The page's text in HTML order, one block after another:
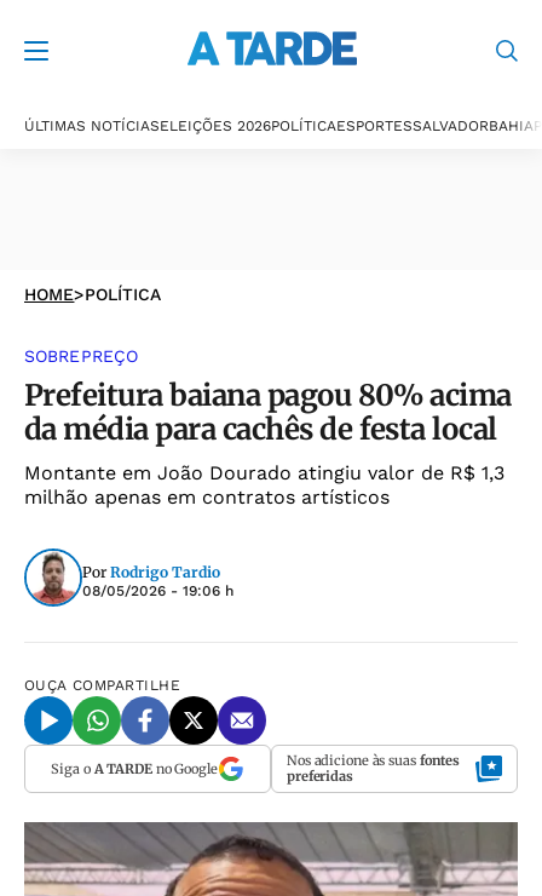
ÚLTIMAS NOTÍCIASELEIÇÕES 2026POLÍTICAESPORTESSALVADORBAHIA
HOME>POLÍTICA
SOBREPREÇO
Prefeitura baiana pagou 80% acima
da média para cachês de festa local
Montante em João Dourado atingiu valor de R$ 1,3
milhão apenas em contratos artísticos
Por Rodrigo Tardio
08/05/2026 - 19:06 h
OUÇA COMPARTILHE
Siga o A TARDEno Google Nos adicione às suas fontes
preferidas